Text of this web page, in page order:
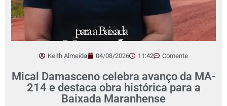
Keith Almeida 04/08/2026 11:42 Comente
Mical Damasceno celebra avanço da MA-
214 e destaca obra histórica para a
Baixada Maranhense